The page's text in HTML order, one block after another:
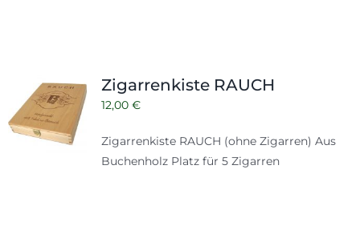
Zigarrenkiste RAUCH
12,00 €
Zigarrenkiste RAUCH (ohne Zigarren) Aus
Buchenholz Platz für 5 Zigarren